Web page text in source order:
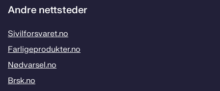
Andre nettsteder
Sivilforsvaret.no
Farligeprodukter.no
Nødvarsel.no
Brsk.no